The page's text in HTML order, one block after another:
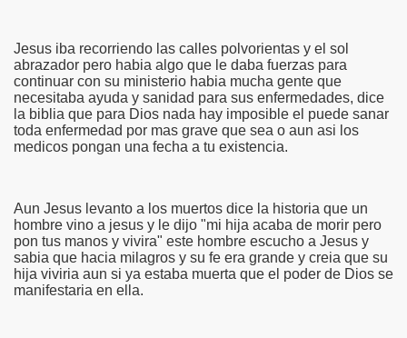
Jesus iba recorriendo las calles polvorientas y el sol
abrazador pero habia algo que le daba fuerzas para
continuar con su ministerio habia mucha gente que
necesitaba ayuda y sanidad para sus enfermedades, dice
la biblia que para Dios nada hay imposible el puede sanar
toda enfermedad por mas grave que sea o aun asi los
medicos pongan una fecha a tu existencia.
Aun Jesus levanto a los muertos dice la historia que un
hombre vino a jesus y le dijo "mi hija acaba de morir pero
pon tus manos y vivira" este hombre escucho a Jesus y
sabia que hacia milagros y su fe era grande y creia que su
hija viviria aun si ya estaba muerta que el poder de Dios se
manifestaria en ella.
jehova